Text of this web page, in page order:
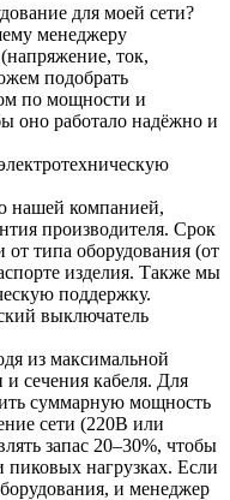
для моей сети?
менеджеру
ток,
подобрать
по мощности и
оно работало надёжно и
нашей компанией,
производителя. Срок
от типа оборудования (от
изделия. Также мы
поддержку.
выключатель
из максимальной
сечения кабеля. Для
суммарную мощность
сети (220В или
запас 20–30%, чтобы
нагрузках. Если
и менеджер